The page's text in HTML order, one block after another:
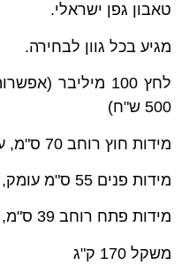
טאבון גפן ישראלי.
מגיע בכל גוון לבחירה.
500 ש"ח)
מידות חוץ רוחב 70 ס"מ, עומק 74 ס"מ
מידות פנים 55 ס"מ עומק, רוחב 40 ס"מ
מידות פתח רוחב 39 ס"מ, גובה פתח 20 ס"מ
משקל 170 ק"ג